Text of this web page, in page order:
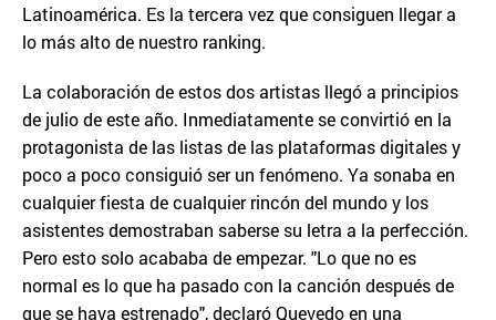
Latinoamérica. Es la tercera vez que consiguen llegar a
lo más alto de nuestro ranking.
La colaboración de estos dos artistas llegó a principios
de julio de este año. Inmediatamente se convirtió en la
protagonista de las listas de las plataformas digitales y
poco a poco consiguió ser un fenómeno. Ya sonaba en
cualquier fiesta de cualquier rincón del mundo y los
asistentes demostraban saberse su letra a la perfección.
Pero esto solo acababa de empezar. "Lo que no es
normal es lo que ha pasado con la canción después de
que se haya estrenado", declaró Quevedo en una